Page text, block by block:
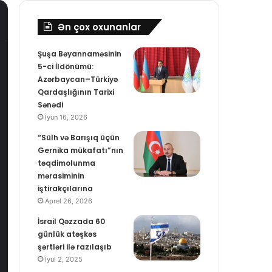
Ən çox oxunanlar
Şuşa Bəyannaməsinin
5-ci İldönümü:
Azərbaycan–Türkiyə
Qardaşlığının Tarixi
Sənədi
İyun 16, 2026
“Sülh və Barışıq üçün
Gernika mükafatı”nın
təqdimolunma
mərasiminin
iştirakçılarına
Aprel 26, 2026
İsrail Qəzzada 60
günlük atəşkəs
şərtləri ilə razılaşıb
İyul 2, 2025